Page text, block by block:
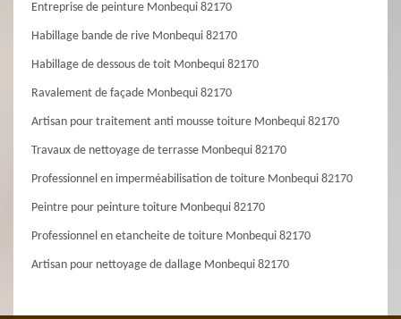
Entreprise de peinture Monbequi 82170
Habillage bande de rive Monbequi 82170
Habillage de dessous de toit Monbequi 82170
Ravalement de façade Monbequi 82170
Artisan pour traitement anti mousse toiture Monbequi 82170
Travaux de nettoyage de terrasse Monbequi 82170
Professionnel en imperméabilisation de toiture Monbequi 82170
Peintre pour peinture toiture Monbequi 82170
Professionnel en etancheite de toiture Monbequi 82170
Artisan pour nettoyage de dallage Monbequi 82170